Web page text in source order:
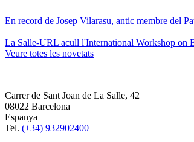
En record de Josep Vilarasu, antic membre del
La Salle-URL acull l'International Workshop on
Veure totes les novetats
Carrer de Sant Joan de La Salle, 42
08022 Barcelona
Espanya
Tel. (+34) 932902400